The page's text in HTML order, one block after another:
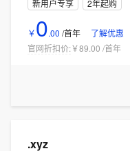
新用户专享 2年起购
￥0.00 /首年
了解优惠
官网折扣价:￥89.00 /首年
.xyz